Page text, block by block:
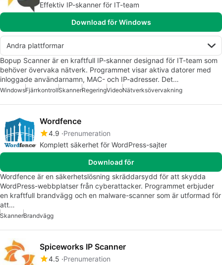
Effektiv IP-skanner för IT-team
Download för Windows
Andra plattformar
Bopup Scanner är en kraftfull IP-skanner designad för IT-team som
behöver övervaka nätverk. Programmet visar aktiva datorer med
inloggade användarnamn, MAC- och IP-adresser. Det…
WindowsFjärrkontrollSkannerRegeringVideoNätverksövervakning
Wordfence
4.9 Prenumeration
Komplett säkerhet för WordPress-sajter
Download för
Wordfence är en säkerhetslösning skräddarsydd för att skydda
WordPress-webbplatser från cyberattacker. Programmet erbjuder
en kraftfull brandvägg och en malware-scanner som är utformad för
att…
SkannerBrandvägg
Spiceworks IP Scanner
4.5 Prenumeration